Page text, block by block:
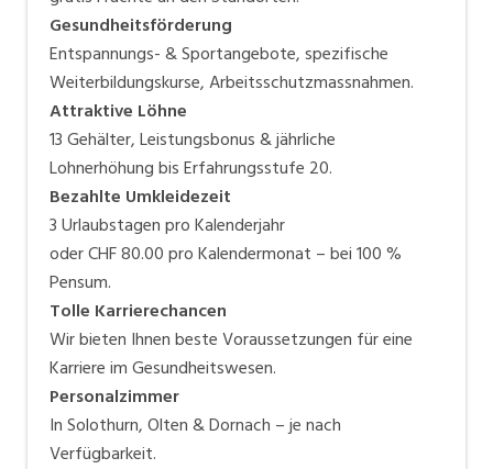
Gesundheitsförderung
Entspannungs- & Sportangebote, spezifische
Weiterbildungskurse, Arbeitsschutzmassnahmen.
Attraktive Löhne
13 Gehälter, Leistungsbonus & jährliche
Lohnerhöhung bis Erfahrungsstufe 20.
Bezahlte Umkleidezeit
3 Urlaubstagen pro Kalenderjahr
oder CHF 80.00 pro Kalendermonat – bei 100 %
Pensum.
Tolle Karrierechancen
Wir bieten Ihnen beste Voraussetzungen für eine
Karriere im Gesundheitswesen.
Personalzimmer
In Solothurn, Olten & Dornach – je nach
Verfügbarkeit.